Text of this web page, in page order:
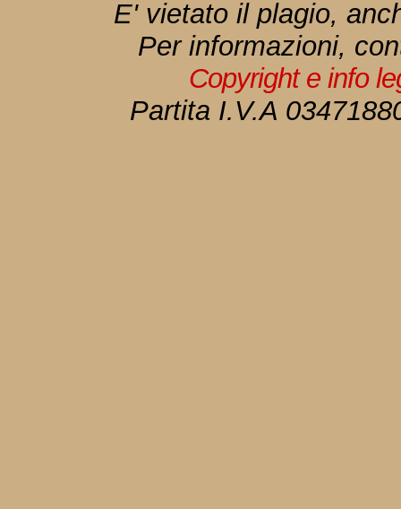
E' vietato il plagio,
Per informazioni,
Copyright e info
Partita I.V.A